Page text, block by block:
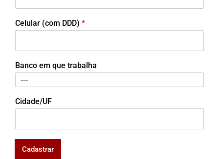
Celular (com DDD) *
Banco em que trabalha
Cidade/UF
Cadastrar